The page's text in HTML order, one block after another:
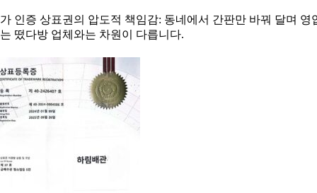
인증 상표권의 압도적 책임감: 동네에서 간판만 바꿔 달며 영
떴다방 업체와는 차원이 다릅니다.